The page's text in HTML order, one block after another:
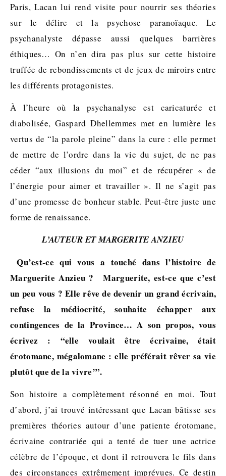
Paris, Lacan lui rend visite pour nourrir ses théories
sur le délire et la psychose paranoïaque. Le
psychanalyste dépasse aussi quelques barrières
éthiques… On n’en dira pas plus sur cette histoire
truffée de rebondissements et de jeux de miroirs entre
les différents protagonistes.
À l’heure où la psychanalyse est caricaturée et
diabolisée, Gaspard Dhellemmes met en lumière les
vertus de “la parole pleine” dans la cure : elle permet
de mettre de l’ordre dans la vie du sujet, de ne pas
céder “aux illusions du moi” et de récupérer « de
l’énergie pour aimer et travailler ». Il ne s’agit pas
d’une promesse de bonheur stable. Peut-être juste une
forme de renaissance.
L’AUTEUR ET MARGERITE ANZIEU
Qu’est-ce qui vous a touché dans l’histoire de
Marguerite Anzieu ? Marguerite, est-ce que c’est
un peu vous ? Elle rêve de devenir un grand écrivain,
refuse la médiocrité, souhaite échapper aux
contingences de la Province… A son propos, vous
écrivez : “elle voulait être écrivaine, était
érotomane, mégalomane : elle préférait rêver sa vie
plutôt que de la vivre’”.
Son histoire a complètement résonné en moi. Tout
d’abord, j’ai trouvé intéressant que Lacan bâtisse ses
premières théories autour d’une patiente érotomane,
écrivaine contrariée qui a tenté de tuer une actrice
célèbre de l’époque, et dont il retrouvera le fils dans
des circonstances extrêmement imprévues. Ce destin